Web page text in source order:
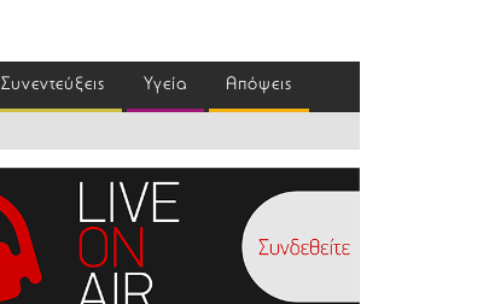
Συνεντεύξεις Υγεία Απόψεις